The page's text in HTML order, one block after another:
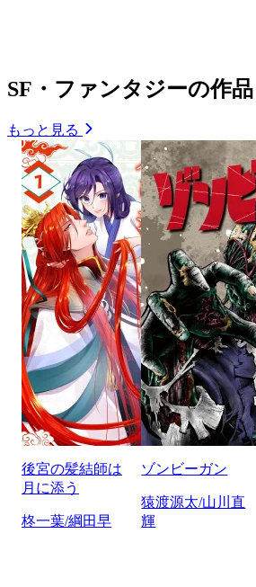
SF・ファンタジーの作品
もっと見る
後宮の髪結師は
月に添う
柊一葉/綱田早
ゾンビーガン
猿渡源太/山川直
輝